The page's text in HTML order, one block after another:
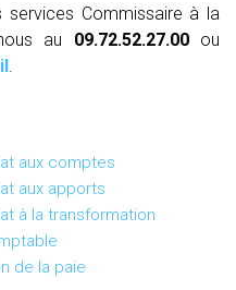
Commissaire à la
au 09.72.52.27.00ou
aux comptes
aux apports
à la transformation
de la paie